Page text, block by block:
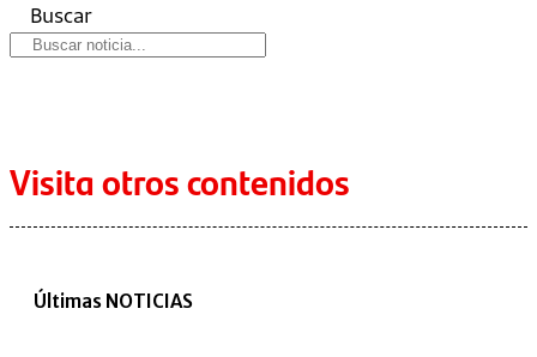
Buscar
Visita otros contenidos
Últimas NOTICIAS